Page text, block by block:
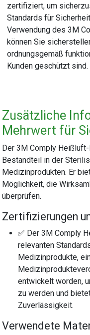
zertifiziert, um
Standards für
Verwendung des 3M
können Sie
ordnungsgemäß
Kunden geschützt sind.
Zusätzliche
Mehrwert für
Der 3M Comply
Bestandteil in der
Medizinprodukten. Er
Möglichkeit, die
überprüfen.
Zertifizierungen
✅ Der 3M Comply
relevanten
Medizinprodukte,
entwickelt worden,
zu werden und
Zuverlässigkeit.
Verwendete